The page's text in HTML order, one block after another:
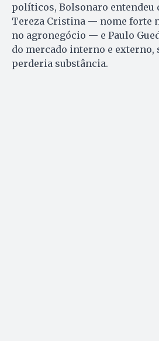
políticos, Bolsonaro entendeu
Tereza Cristina — nome forte
no agronegócio — e Paulo
do mercado interno e externo,
perderia substância.